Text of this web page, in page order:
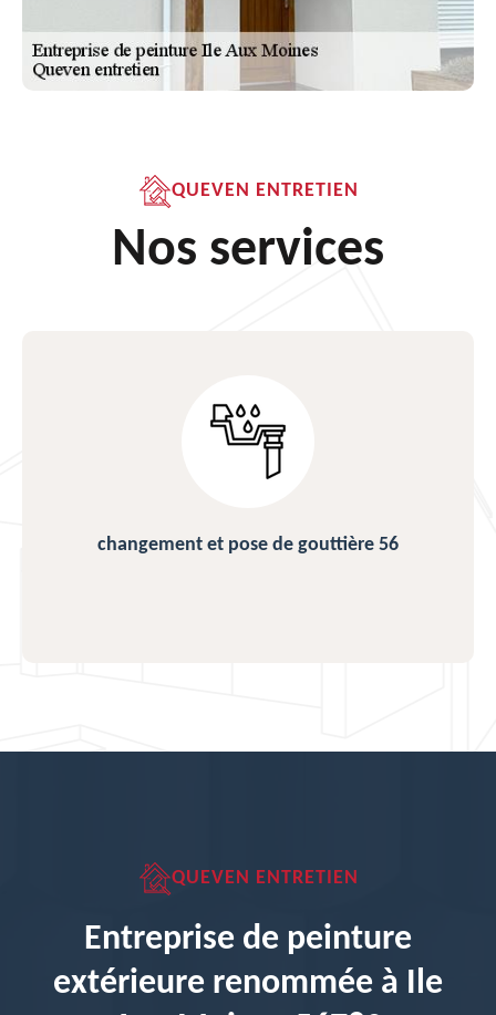
QUEVEN ENTRETIEN
Nos services
changement et pose de gouttière 56
QUEVEN ENTRETIEN
Entreprise de peinture
extérieure renommée à Ile